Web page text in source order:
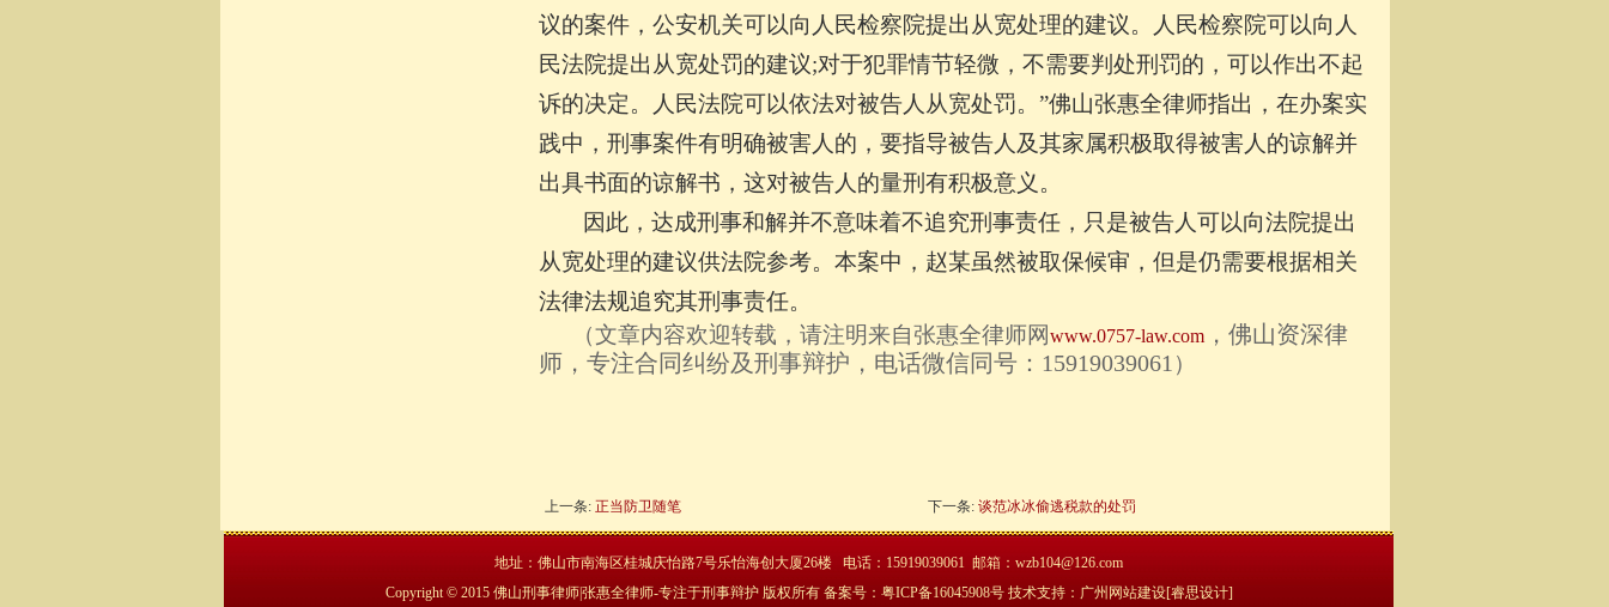
议的案件，公安机关可以向人民检察院提出从宽处理的建议。人民检察院可以向人
民法院提出从宽处罚的建议;对于犯罪情节轻微，不需要判处刑罚的，可以作出不起
诉的决定。人民法院可以依法对被告人从宽处罚。”佛山张惠全律师指出，在办案实
践中，刑事案件有明确被害人的，要指导被告人及其家属积极取得被害人的谅解并
出具书面的谅解书，这对被告人的量刑有积极意义。
因此，达成刑事和解并不意味着不追究刑事责任，只是被告人可以向法院提出
从宽处理的建议供法院参考。本案中，赵某虽然被取保候审，但是仍需要根据相关
法律法规追究其刑事责任。
（文章内容欢迎转载，请注明来自张惠全律师网www.0757-law.com，佛山资深律
师，专注合同纠纷及刑事辩护，电话微信同号：15919039061 ）
上一条: 正当防卫随笔 下一条: 谈范冰冰偷逃税款的处罚
地址：佛山市南海区桂城庆怡路7号乐怡海创大厦26楼 电话：15919039061 邮箱：wzb104@126.com
Copyright © 2015 佛山刑事律师|张惠全律师-专注于刑事辩护 版权所有 备案号： 粤ICP备16045908号技术支持： 广州网站建设[睿思设计]